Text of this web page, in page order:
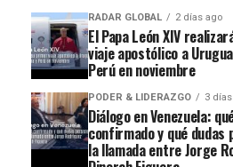
RADAR GLOBAL 2 días ago
El Papa León XIV
viaje apostólico a
Perú en noviembre
PODER & LIDERAZGO 3
Diálogo en Venezuela:
confirmado y qué
la llamada entre Jorge